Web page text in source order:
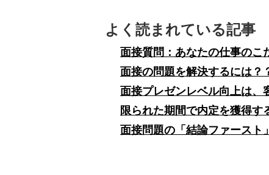
よく読まれている記事
面接質問：あなたの仕事のこ
面接の問題を解決するには？
面接プレゼンレベル向上は、
限られた期間で内定を獲得す
面接問題の「結論ファースト